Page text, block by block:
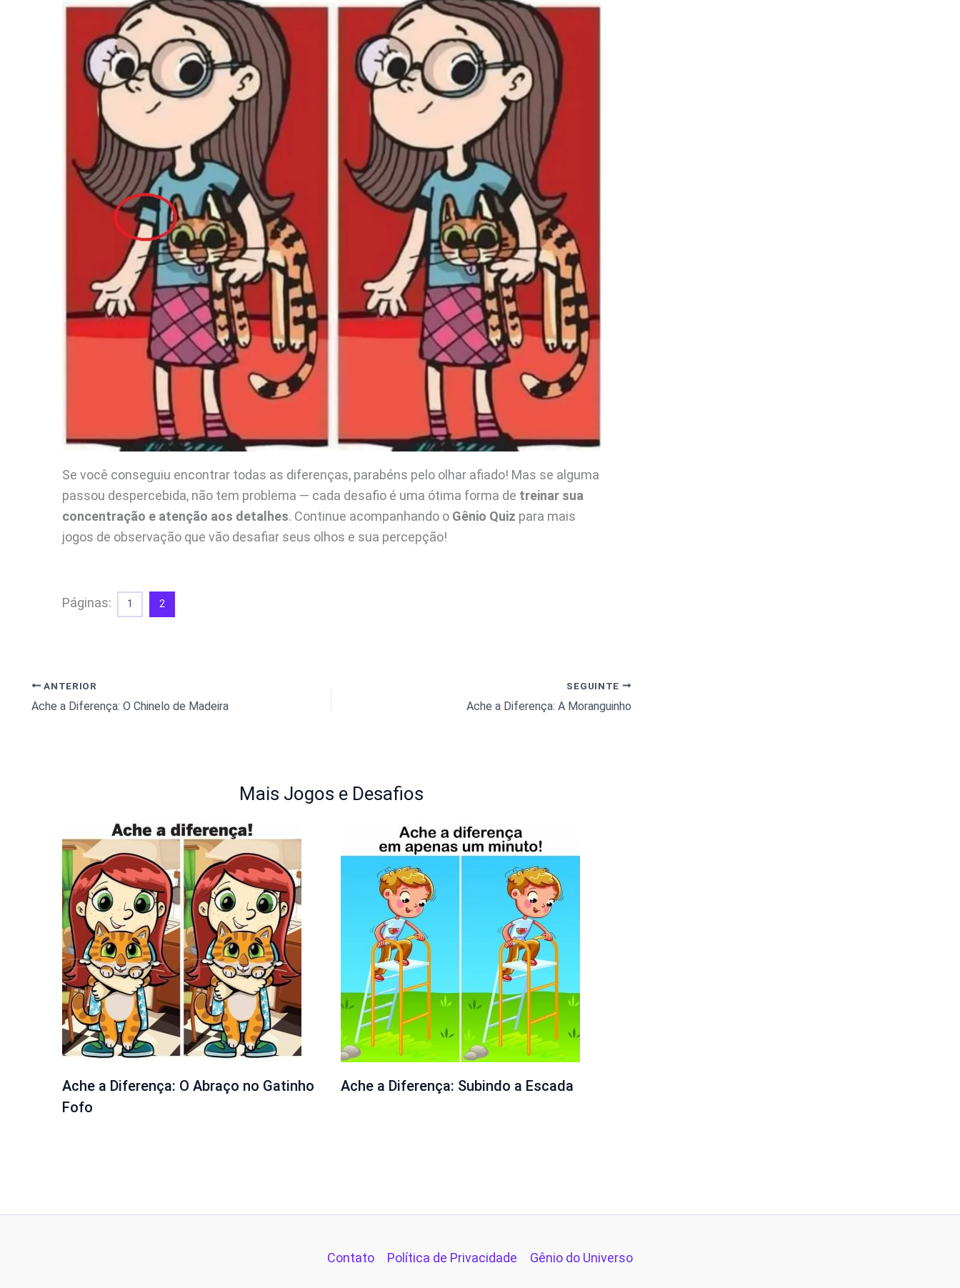
Se você conseguiu encontrar todas as diferenças, parabéns pelo olhar afiado! Mas se alguma
passou despercebida, não tem problema — cada desafio é uma ótima forma de treinar sua
concentração e atenção aos detalhes. Continue acompanhando o Gênio Quiz para mais
jogos de observação que vão desafiar seus olhos e sua percepção!
Páginas: 1 2
ANTERIOR
Ache a Diferença: O Chinelo de Madeira
SEGUINTE
Ache a Diferença: A Moranguinho
Mais Jogos e Desafios
Ache a Diferença: O Abraço no Gatinho
Fofo
Ache a Diferença: Subindo a Escada
Contato Política de Privacidade Gênio do Universo